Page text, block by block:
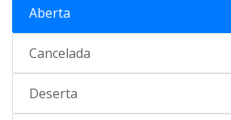
Aberta
Cancelada
Deserta